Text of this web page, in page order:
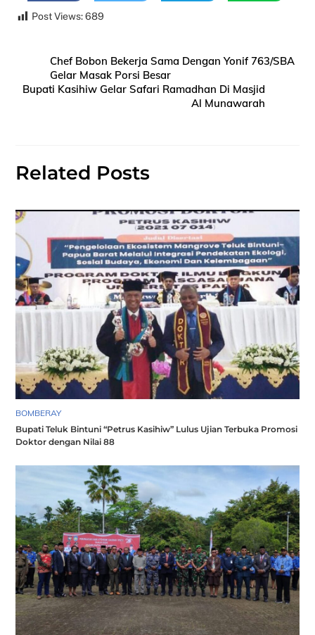
Post Views: 689
Chef Bobon Bekerja Sama Dengan Yonif 763/SBA
Gelar Masak Porsi Besar
Bupati Kasihiw Gelar Safari Ramadhan Di Masjid
Al Munawarah
Related Posts
BOMBERAY
Bupati Teluk Bintuni “Petrus Kasihiw” Lulus Ujian Terbuka Promosi
Doktor dengan Nilai 88